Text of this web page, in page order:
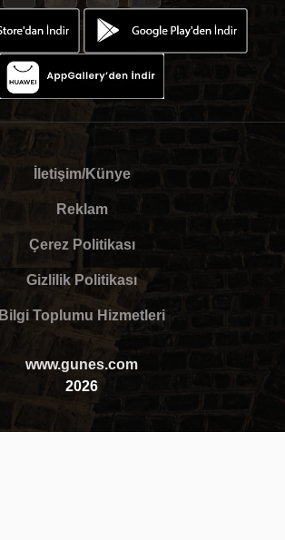
İletişim/Künye
Reklam
Çerez Politikası
Gizlilik Politikası
Bilgi Toplumu Hizmetleri
www.gunes.com
2026